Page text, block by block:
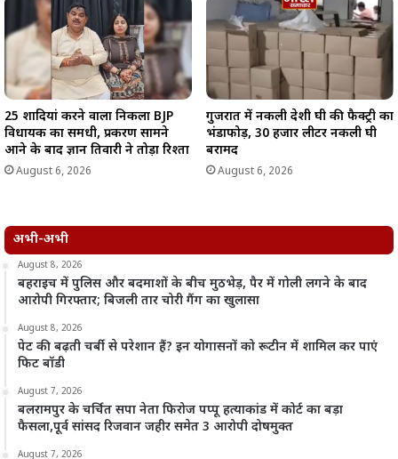
25 शादियां करने वाला निकला BJP
विधायक का समधी, प्रकरण सामने
आने के बाद ज्ञान तिवारी ने तोड़ा रिश्ता
August 6, 2026
गुजरात में नकली देशी घी की फैक्ट्री का
भंडाफोड़, 30 हजार लीटर नकली घी
बरामद
August 6, 2026
अभी-अभी
August 8, 2026
बहराइच में पुलिस और बदमाशों के बीच मुठभेड़, पैर में गोली लगने के बाद
आरोपी गिरफ्तार; बिजली तार चोरी गैंग का खुलासा
August 8, 2026
पेट की बढ़ती चर्बी से परेशान हैं? इन योगासनों को रूटीन में शामिल कर पाएं
फिट बॉडी
August 7, 2026
बलरामपुर के चर्चित सपा नेता फिरोज पप्पू हत्याकांड में कोर्ट का बड़ा
फैसला,पूर्व सांसद रिजवान जहीर समेत 3 आरोपी दोषमुक्त
August 7, 2026